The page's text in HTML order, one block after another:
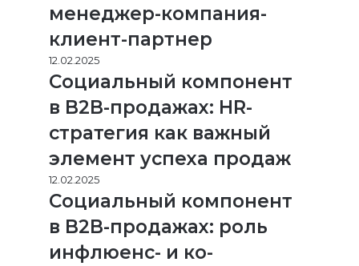
менеджер-компания-
клиент-партнер
12.02.2025
Социальный компонент
в B2B-продажах: HR-
стратегия как важный
элемент успеха продаж
12.02.2025
Социальный компонент
в B2B-продажах: роль
инфлюенс- и ко-